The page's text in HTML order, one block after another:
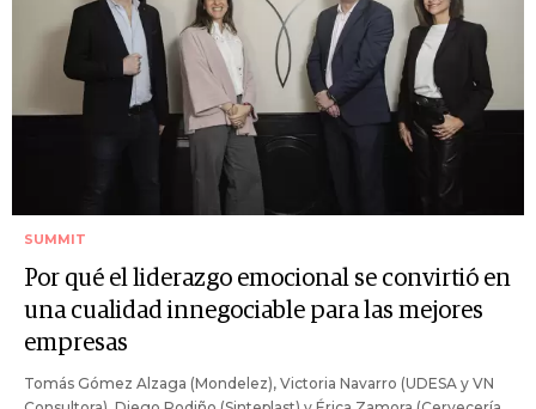
SUMMIT
Por qué el liderazgo emocional se convirtió en
una cualidad innegociable para las mejores
empresas
Tomás Gómez Alzaga (Mondelez), Victoria Navarro (UDESA y VN